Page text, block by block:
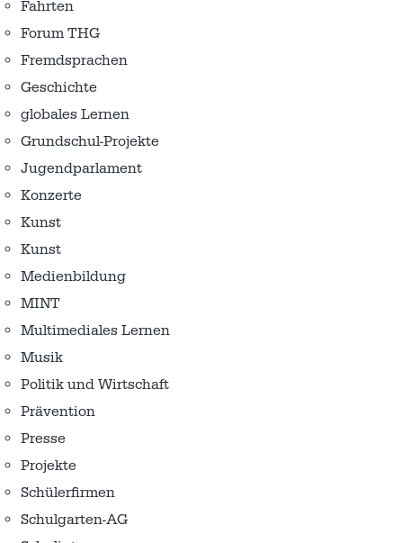
Fahrten
Forum THG
Fremdsprachen
Geschichte
globales Lernen
Grundschul-Projekte
Jugendparlament
Konzerte
Kunst
Kunst
Medienbildung
MINT
Multimediales Lernen
Musik
Politik und Wirtschaft
Prävention
Presse
Projekte
Schülerfirmen
Schulgarten-AG